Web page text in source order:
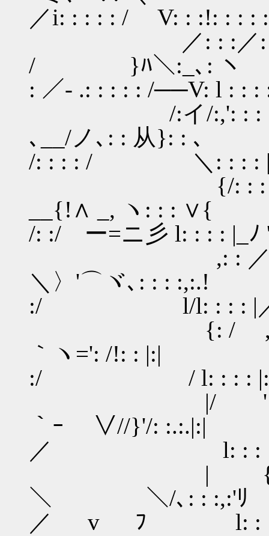
／i: : : : : / V: : :!: : : :
／: : :／: : : : :
/ }ﾊ＼:_
: ／‐ .: : : : : /──V: l : : :
/:イ/:,': : : : ,. :
､__/ノ､: :
/: : : : / ＼: : : : |
{/: : : ／: : : :
__{!∧ _, ヽ:
/: :/ ー=ニ彡 l: : : : |_ﾉ
,: : ／ /: : : :
＼〉'⌒ヾ､:
:/ l/l: : : : |／ : :
{: / ,: : : :/
｀ヽ=': /!: :
:/ / l: : : : |: :l: :
|/ ' : : /{:
｀ｰ ∨//}'/:
／ l: : : : |: :l:
| {: : / |
＼ ＼/､: :
／ v ﾌ l: : : : | /